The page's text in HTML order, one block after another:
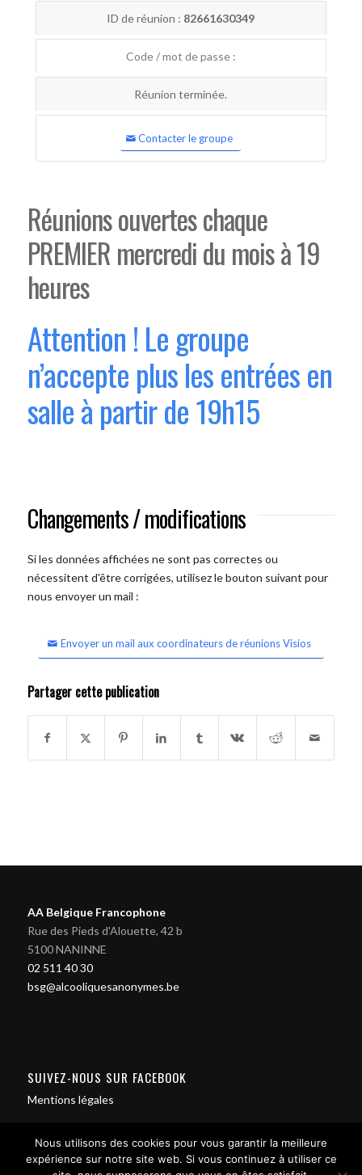
ID de réunion : 82661630349
Code / mot de passe :
Réunion terminée.
Contacter le groupe
Réunions ouvertes chaque
PREMIER mercredi du mois à 19
heures
Attention ! Le groupe
n’accepte plus les entrées en
salle à partir de 19h15
Changements / modifications
Si les données affichées ne sont pas correctes ou
nécessitent d'être corrigées, utilisez le bouton suivant pour
nous envoyer un mail :
Envoyer un mail aux coordinateurs de réunions Visios
Partager cette publication
AA Belgique Francophone
Rue des Pieds d'Alouette, 42 b
5100 NANINNE
02 511 40 30
bsg@alcooliquesanonymes.be
SUIVEZ-NOUS SUR FACEBOOK
Mentions légales
Nous utilisons des cookies pour vous garantir la meilleure
expérience sur notre site web. Si vous continuez à utiliser ce